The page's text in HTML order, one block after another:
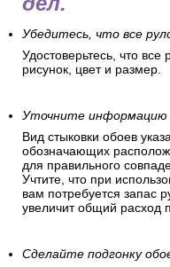
Убедитесь, что все
Удостоверьтесь, что
рисунок, цвет и размер.
Уточните информацию
Вид стыковки обоев
обозначающих
для правильного
Учтите, что при
вам потребуется запас
увеличит общий расход
Сделайте подгонку